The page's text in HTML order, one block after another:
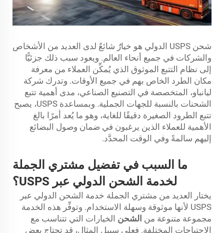
شحن USPS الدولي هو خيارٌ شائعٌ لدى العديد من الأشخاص
والشركات في جميع أنحاء العالم. ويعود سبب ذلك جزئيًّا
إلى نظام التتبع الموثوق الذي يُمكِّن العملاء من معرفة
مكان الطرد الخاص بهم في جميع الأوقات. وتدرك شركة
ليانباو، المتخصصة في التصنيع الصناعي، مدى أهمية تتبع
الشحنات بالنسبة للجهات الجملية. وبمساعدة USPS، يصبح
تتبع الطرود الصغيرة دقيقًا للغاية، وهو ما يُعد أمرًا بالغ
الأهمية للعملاء الذين يرغبون في ضمان وصول البضائع
إليهم سالمةً وفي الوقت المحدَّد.
ما السبب في تفضيل مشتري الجملة
لخدمة الشحن الدولي عبر USPS؟
يختار العديد من مشتري الجملة خدمة الشحن الدولي عبر
USPS لأنها موثوقة وسهلة الاستخدام. وتوفِّر هذه الخدمة
مجموعة متنوعة من الشحن الخيارات التي تتناسب مع
الاحتياجات المختلفة. فعلى سبيل المثال، قد تحتاج بعض